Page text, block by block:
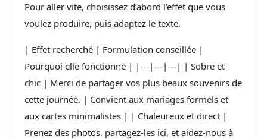
Pour aller vite, choisissez d’abord l’effet que vous
voulez produire, puis adaptez le texte.
| Effet recherché | Formulation conseillée |
Pourquoi elle fonctionne | |---|---|---| | Sobre et
chic | Merci de partager vos plus beaux souvenirs de
cette journée. | Convient aux mariages formels et
aux cartes minimalistes | | Chaleureux et direct |
Prenez des photos, partagez-les ici, et aidez-nous à